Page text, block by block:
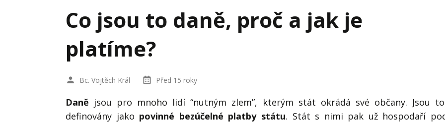
Interim management
Konkurenceschopnost firmy
Management firmy
Projektové řízení
Vzdělávání manažerů
Co jsou to daně, proč a jak je
platíme?
Bc. Vojtěch Král Před 15 roky
Daně jsou pro mnoho lidí “nutným zlem”, kterým stát okrádá své občany. Jsou
definovány jako povinné bezúčelné platby státu. Stát s nimi pak už hospodaří